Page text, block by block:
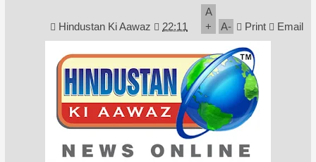
Hindustan Ki Aawaz 22:11
A
+
A- Print Email